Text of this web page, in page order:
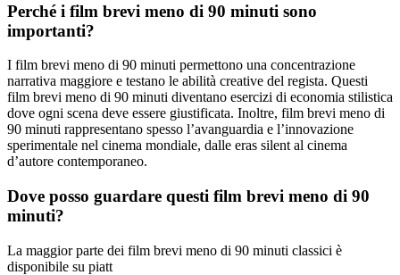
Perché i film brevi meno di 90 minuti sono
importanti?
I film brevi meno di 90 minuti permettono una concentrazione
narrativa maggiore e testano le abilità creative del regista. Questi
film brevi meno di 90 minuti diventano esercizi di economia stilistica
dove ogni scena deve essere giustificata. Inoltre, film brevi meno di
90 minuti rappresentano spesso l’avanguardia e l’innovazione
sperimentale nel cinema mondiale, dalle eras silent al cinema
d’autore contemporaneo.
Dove posso guardare questi film brevi meno di 90
minuti?
La maggior parte dei film brevi meno di 90 minuti classici è
disponibile su piatt